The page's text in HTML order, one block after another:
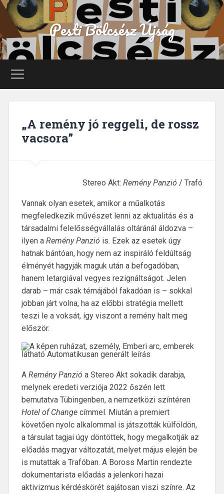
Pesti Bölcsész Újság
„A remény jó reggeli, de rossz
vacsora”
Stereo Akt:Remény Panzió / Trafó
Vannak olyan esetek, amikor a műalkotás
megfeledkezik művészet lenni az aktualitás és a
társadalmi felelősségvállalás oltáránál áldozva –
ilyen a Remény Panzió is. Ezek az esetek úgy
hatnak bántóan, hogy nem az inspiráló feldúltság
élményét hagyják maguk után a befogadóban,
hanem letargiával vegyes rezignáltságot. Jelen
darab – már csak témájából fakadóan is – sokkal
jobban járt volna, ha az előbbi stratégia mellett
teszi le a voksát, így viszont a remény halt meg
először.
A Remény Panzió a Stereo Akt sokadik darabja,
melynek eredeti verziója 2022 őszén lett
bemutatva Tübingenben, a nemzetközi színtéren
Hotel of Changecímmel. Miután a premiert
követően nyolc alkalommal is játszották külföldön,
a társulat tagjai úgy döntöttek, hogy megalkotják az
előadás magyar változatát, melyet május elején be
is mutattak a Trafóban. A Boross Martin rendezte
dokumentarista előadás a jelenkori hazai
aktivizmus kérdéskörét sajátosan viszi színre. Az